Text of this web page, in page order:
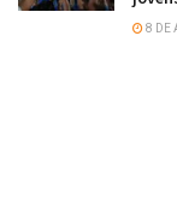
8 DE